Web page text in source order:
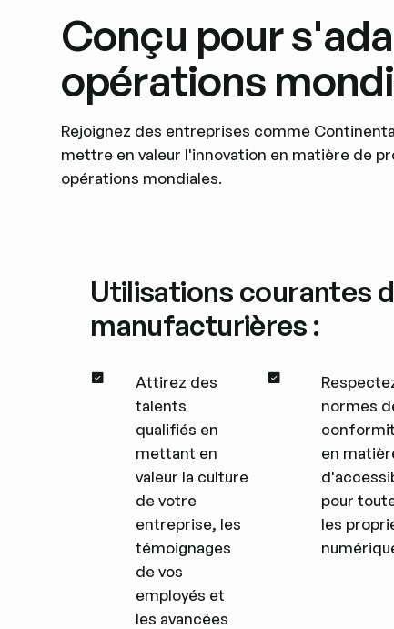
Conçu pour
opérations
Rejoignez des entreprises comme
mettre en valeur l'innovation en matière de
opérations mondiales.
Utilisations courantes
manufacturières :
Attirez des
talents
qualifiés en
mettant en
valeur la culture
de votre
entreprise, les
témoignages
de vos
employés et
les avancées
normes
en
pour
les